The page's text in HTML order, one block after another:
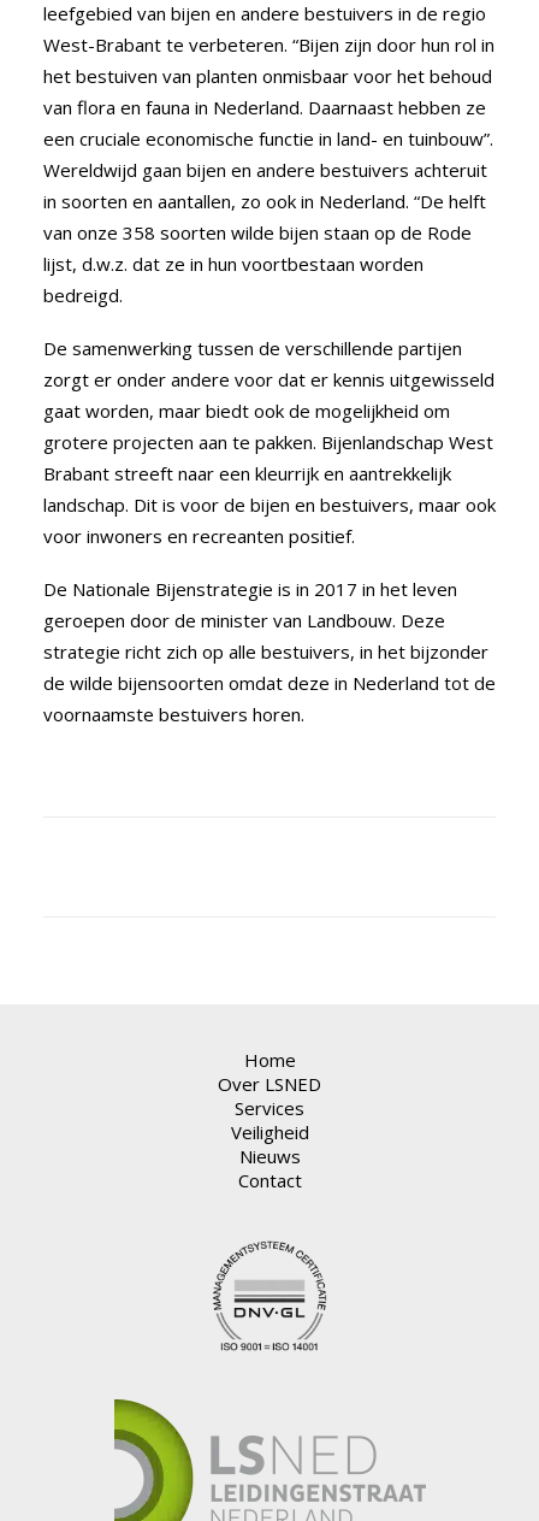
leefgebied van bijen en andere bestuivers in de regio
West-Brabant te verbeteren. “Bijen zijn door hun rol in
het bestuiven van planten onmisbaar voor het behoud
van flora en fauna in Nederland. Daarnaast hebben ze
een cruciale economische functie in land- en tuinbouw”.
Wereldwijd gaan bijen en andere bestuivers achteruit
in soorten en aantallen, zo ook in Nederland. “De helft
van onze 358 soorten wilde bijen staan op de Rode
lijst, d.w.z. dat ze in hun voortbestaan worden
bedreigd.
De samenwerking tussen de verschillende partijen
zorgt er onder andere voor dat er kennis uitgewisseld
gaat worden, maar biedt ook de mogelijkheid om
grotere projecten aan te pakken. Bijenlandschap West
Brabant streeft naar een kleurrijk en aantrekkelijk
landschap. Dit is voor de bijen en bestuivers, maar ook
voor inwoners en recreanten positief.
De Nationale Bijenstrategie is in 2017 in het leven
geroepen door de minister van Landbouw. Deze
strategie richt zich op alle bestuivers, in het bijzonder
de wilde bijensoorten omdat deze in Nederland tot de
voornaamste bestuivers horen.
Home
Over LSNED
Services
Veiligheid
Nieuws
Contact